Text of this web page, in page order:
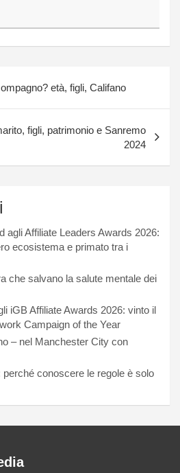
età, figli, Califano
figli, patrimonio e Sanremo
2024
agli Affiliate Leaders Awards 2026:
ecosistema e primato tra i
che salvano la salute mentale dei
iGB Affiliate Awards 2026: vinto il
Campaign of the Year
– nel Manchester City con
conoscere le regole è solo